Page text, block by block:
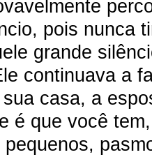
pois nunca
grande
continuava a
casa, a
é que você
pequenos,